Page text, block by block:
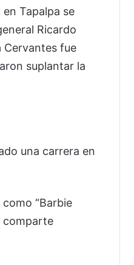
Tapalpa se
Ricardo
Cervantes fue
suplantar la
una carrera en
“Barbie
comparte